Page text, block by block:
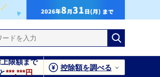
限額まで
***,***円
控除額を調べる